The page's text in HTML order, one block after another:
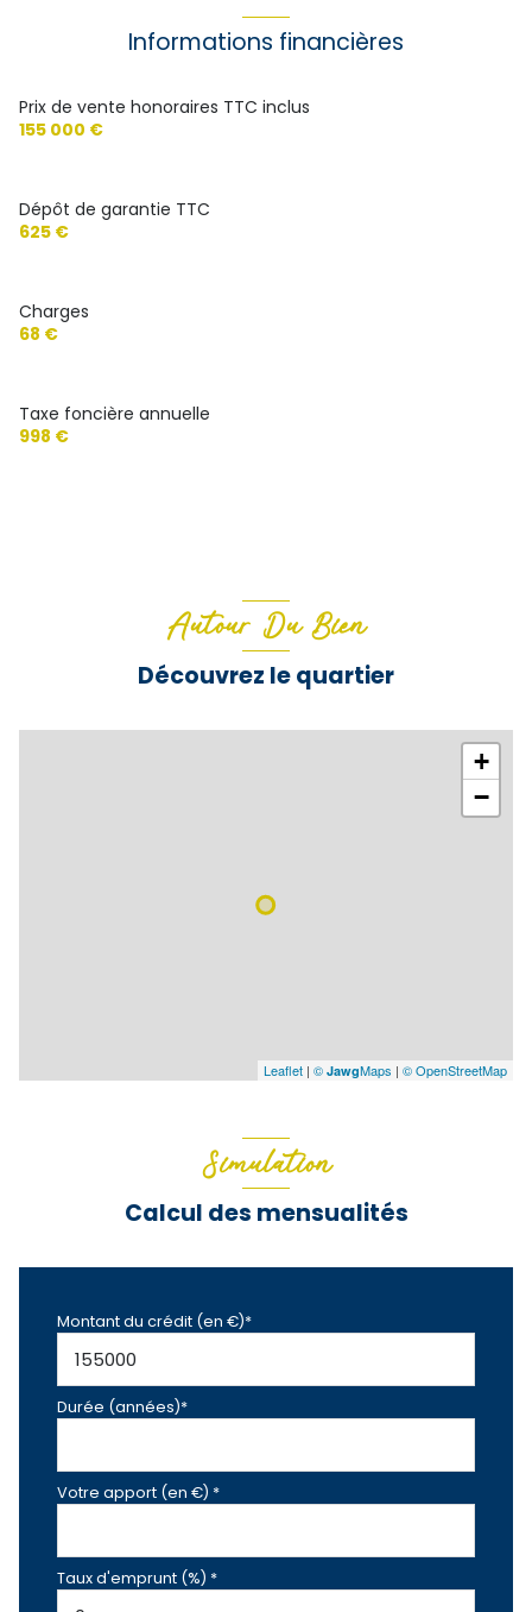
exposition Sud-Est
1er étage
ascenseur
balcon
Informations financières
Prix de vente honoraires TTC inclus
155 000 €
Dépôt de garantie TTC
625 €
Charges
68 €
Taxe foncière annuelle
998 €
Autour Du Bien
Découvrez le quartier
+
−
Leaflet | © JawgMaps | © OpenStreetMap
Simulation
Calcul des mensualités
Montant du crédit (en €)*
Durée (années)*
Votre apport (en €) *
Taux d'emprunt (%) *